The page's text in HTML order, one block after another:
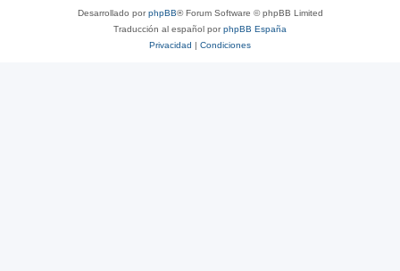
Desarrollado porphpBB® Forum Software © phpBB Limited
Traducción al español porphpBB España
Privacidad | Condiciones